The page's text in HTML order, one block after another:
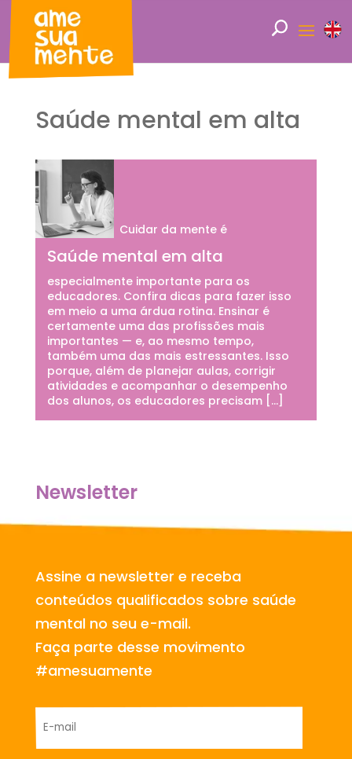
Saúde mental em alta
Saúde mental em alta
Cuidar da mente é
especialmente importante para os
educadores. Confira dicas para fazer isso
em meio a uma árdua rotina. Ensinar é
certamente uma das profissões mais
importantes — e, ao mesmo tempo,
também uma das mais estressantes. Isso
porque, além de planejar aulas, corrigir
atividades e acompanhar o desempenho
dos alunos, os educadores precisam […]
Newsletter
Assine a newsletter e receba
conteúdos qualificados sobre saúde
mental no seu e-mail.
Faça parte desse movimento
#amesuamente